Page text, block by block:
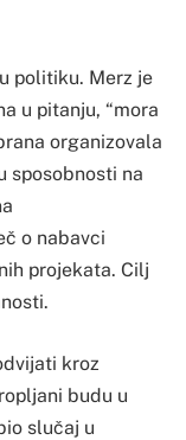
politiku. Merz je
u pitanju, “mora
organizovala
sposobnosti na
o nabavci
projekata. Cilj
kroz
budu u
slučaj u